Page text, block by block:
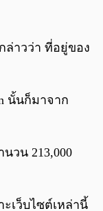
ล่าวว่า ที่อยู่ของ
นั้นก็มาจาก
วน 213,000
ะเว็บไซต์เหล่านี้